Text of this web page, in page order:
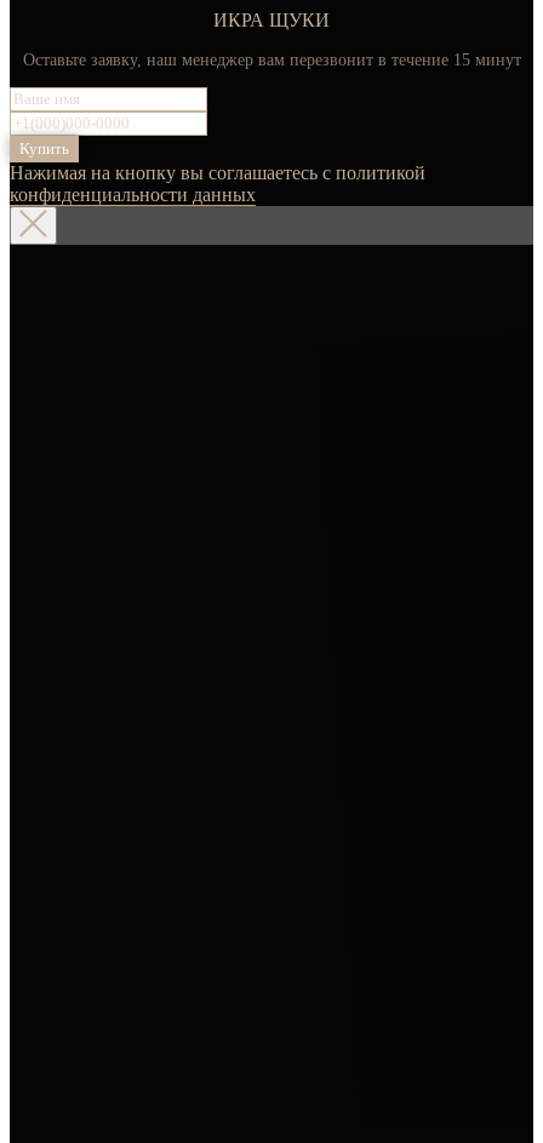
ИКРА ЩУКИ
Оставьте заявку, наш менеджер вам перезвонит в течение 15 минут
Купить
Нажимая на кнопку вы соглашаетесь с политикой
конфиденциальности данных